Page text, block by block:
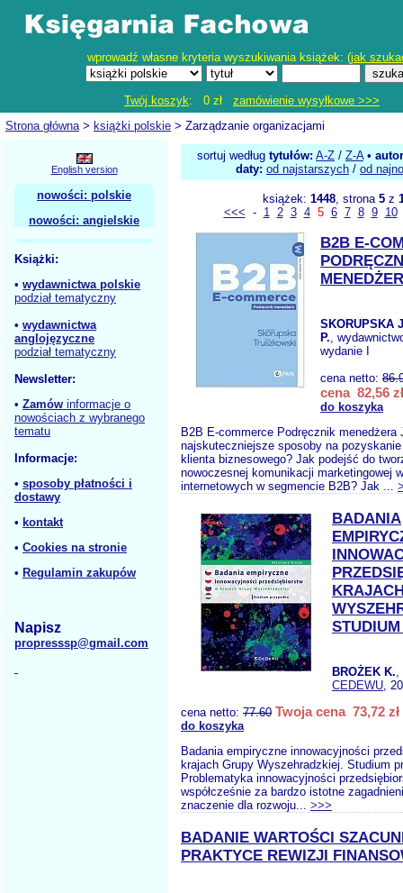
wprowadź własne kryteria wyszukiwania książek: (jak
Twój koszyk: 0 zł zamówienie wysyłkowe >>>
Strona główna> książki polskie > Zarządzanie organizacjami
English version
nowości: polskie
nowości: angielskie
Książki:
• wydawnictwa polskie
podział tematyczny
• wydawnictwa
anglojęzyczne
podział tematyczny
Newsletter:
• Zamów informacje o
nowościach z wybranego
tematu
Informacje:
• sposoby płatności i
dostawy
• kontakt
• Cookies na stronie
• Regulamin zakupów
Napisz
propresssp@gmail.com
sortuj według tytułów: A-Z / Z-A•
daty: od najstarszych / od
książek: 1448, strona 5z
<<< - 1 2 3 4 5 6 7 8 9 10
B2B E-
SKORUPSKA
P.,
wydanie I
cena netto:
cena 82,56 zł
do koszyka
B2B E-commerce Podręcznik menedżera
najskuteczniejsze sposoby na
klienta biznesowego? Jak podejść do
nowoczesnej komunikacji marketingowej
internetowych w segmencie B2B? Jak ...
BADANIA
BROŻEK K.,
CEDEWU,
cena netto: 77.60 Twoja cena 73,72 zł
do koszyka
Badania empiryczne innowacyjności
krajach Grupy Wyszehradzkiej. Studium
Problematyka innowacyjności
współcześnie za bardzo istotne
znaczenie dla rozwoju... >>>
BADANIE WARTOŚCI
PRAKTYCE REWIZJI